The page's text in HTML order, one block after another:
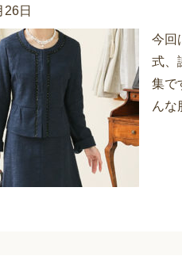
26日
今回
式、
集で
んな